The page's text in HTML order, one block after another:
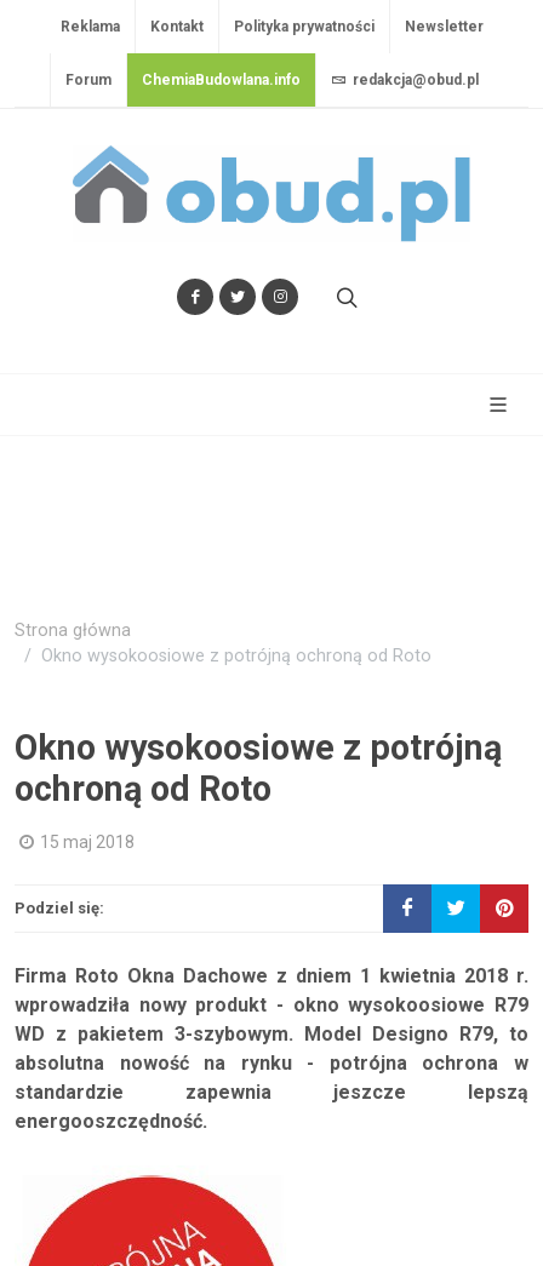
Reklama Kontakt Polityka prywatności Newsletter
Forum ChemiaBudowlana.info redakcja@obud.pl
Strona główna
Okno wysokoosiowe z potrójną ochroną od Roto
Okno wysokoosiowe z potrójną
ochroną od Roto
15 maj 2018
Podziel się:
Firma Roto Okna Dachowe z dniem 1 kwietnia 2018 r.
wprowadziła nowy produkt - okno wysokoosiowe R79
WD z pakietem 3-szybowym. Model Designo R79, to
absolutna nowość na rynku - potrójna ochrona w
standardzie zapewnia jeszcze lepszą
energooszczędność.